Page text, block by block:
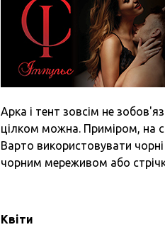
Арка і тент зовсім не
цілком можна. Приміром, на
Варто використовувати
чорним мереживом або
Квіти